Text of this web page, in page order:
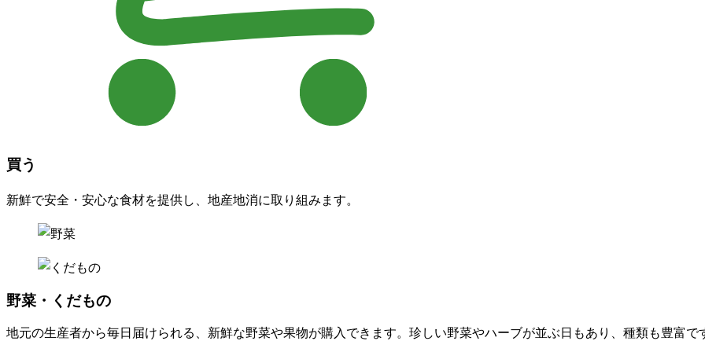
買う
新鮮で安全・安心な食材を提供し、地産地消に取り組みます。
野菜・くだもの
地元の生産者から毎日届けられる、新鮮な野菜や果物が購入できます。珍しい野菜やハーブが並ぶ日もあり、種類も豊富で